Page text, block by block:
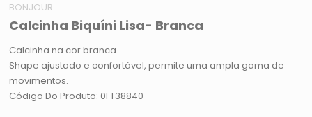
BONJOUR
Calcinha Biquíni Lisa- Branca
Calcinha na cor branca.
Shape ajustado e confortável, permite uma ampla gama de
movimentos.
Código Do Produto: 0FT38840